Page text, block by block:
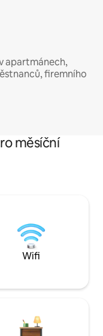
apartmánech,
firemního
měsíční
Wifi